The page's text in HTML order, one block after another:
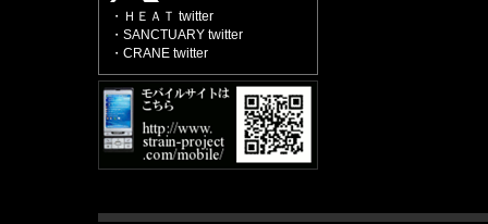
・ＨＥＡＴ twitter
・SANCTUARY twitter
・CRANE twitter